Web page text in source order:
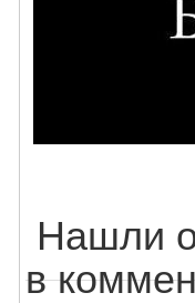
Нашли
в